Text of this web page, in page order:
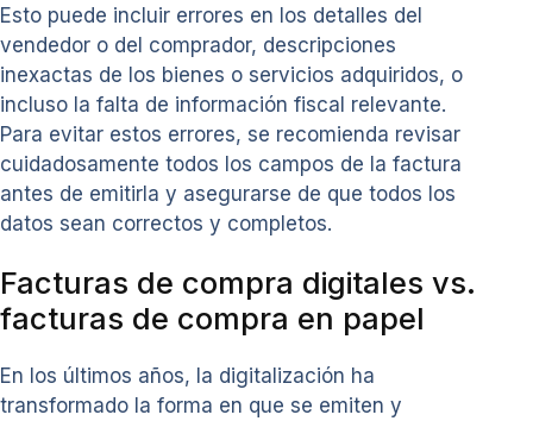
Esto puede incluir errores en los detalles del
vendedor o del comprador, descripciones
inexactas de los bienes o servicios adquiridos, o
incluso la falta de información fiscal relevante.
Para evitar estos errores, se recomienda revisar
cuidadosamente todos los campos de la factura
antes de emitirla y asegurarse de que todos los
datos sean correctos y completos.
Facturas de compra digitales vs.
facturas de compra en papel
En los últimos años, la digitalización ha
transformado la forma en que se emiten y